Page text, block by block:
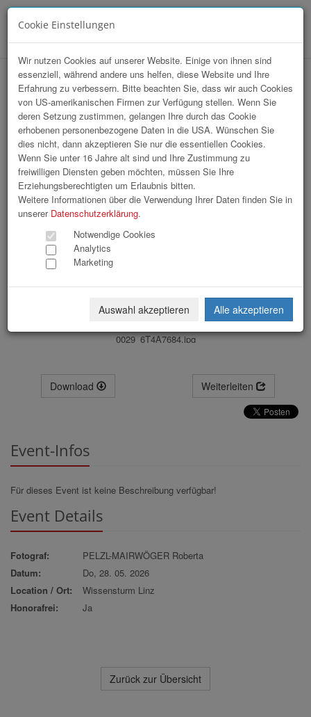
Klimabündnis Aufnahmefeier
0029_6T4A7684.jpg
Download Weiterleiten
Event-Infos
Für dieses Event ist keine Beschreibung verfügbar!
Event Details
Fotograf:
PELZL-MAIRWÖGER Roberta
Datum:
Do, 28. 05. 2026
Location / Ort:
Wissensturm Linz
Honorafrei:
Ja
Zurück zur Übersicht
Cookie Einstellungen
Wir nutzen Cookies auf unserer Website. Einige von ihnen sind
essenziell, während andere uns helfen, diese Website und Ihre
Erfahrung zu verbessern. Bitte beachten Sie, dass wir auch Cookies
von US-amerikanischen Firmen zur Verfügung stellen. Wenn Sie
deren Setzung zustimmen, gelangen Ihre durch das Cookie
erhobenen personenbezogene Daten in die USA. Wünschen Sie
dies nicht, dann akzeptieren Sie nur die essentiellen Cookies.
Wenn Sie unter 16 Jahre alt sind und Ihre Zustimmung zu
freiwilligen Diensten geben möchten, müssen Sie Ihre
Erziehungsberechtigten um Erlaubnis bitten.
Weitere Informationen über die Verwendung Ihrer Daten finden Sie in
unserer Datenschutzerklärung.
Notwendige Cookies
Analytics
Marketing
Auswahl akzeptieren Alle akzeptieren